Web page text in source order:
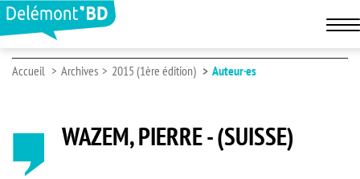
Accueil Archives 2015 (1ère édition) Auteur·es
WAZEM, PIERRE - (SUISSE)